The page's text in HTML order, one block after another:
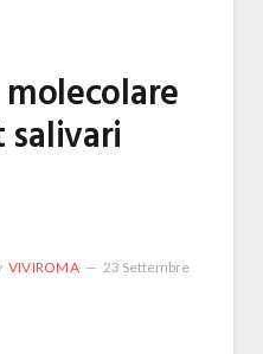
salivari
VIVIROMA 23 Settembre